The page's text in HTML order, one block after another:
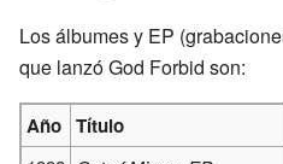
Los álbumes y EP
que lanzó God Forbid son:
Año Título